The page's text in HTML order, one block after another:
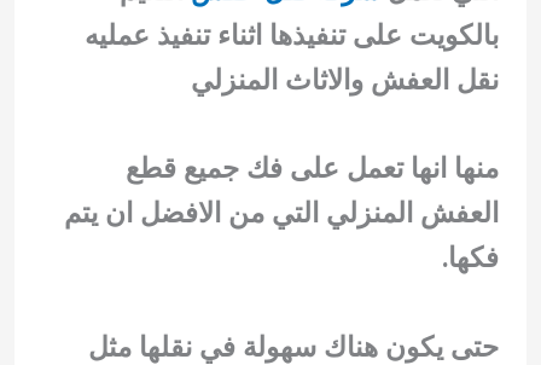
بالكويت على تنفيذها اثناء تنفيذ عمليه
نقل العفش والاثاث المنزلي
منها انها تعمل على فك جميع قطع
العفش المنزلي التي من الافضل ان يتم
فكها.
حتى يكون هناك سهولة في نقلها مثل